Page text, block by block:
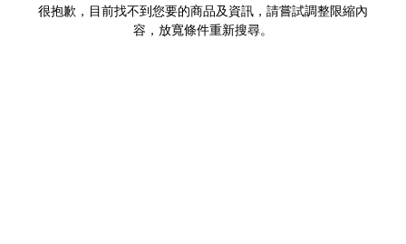
很抱歉，目前找不到您要的商品及資訊，請嘗試調整限縮內
容，放寬條件重新搜尋。